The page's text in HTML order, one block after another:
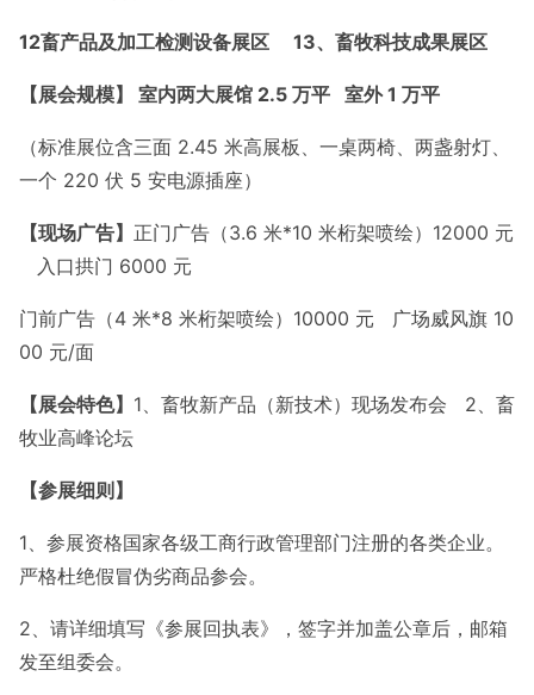
12畜产品及加工检测设备展区 13、畜牧科技成果展区
【展会规模】 室内两大展馆 2.5 万平 室外 1 万平
（标准展位含三面 2.45 米高展板、一桌两椅、两盏射灯、
一个 220 伏 5 安电源插座）
【现场广告】 正门广告（3.6 米*10 米桁架喷绘）12000 元
入口拱门 6000 元
门前广告（4 米*8 米桁架喷绘）10000 元 广场威风旗 10
00 元/面
【展会特色】 1、畜牧新产品（新技术）现场发布会 2、畜
牧业高峰论坛
【参展细则】
1、参展资格国家各级工商行政管理部门注册的各类企业。
严格杜绝假冒伪劣商品参会。
2、请详细填写《参展回执表》，签字并加盖公章后，邮箱
发至组委会。